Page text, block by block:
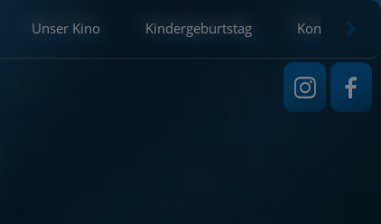
Unser Kino Kindergeburtstag Kontakt